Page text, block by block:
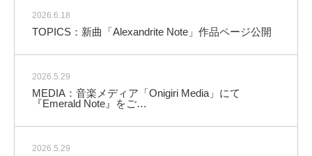
2026.6.18
TOPICS：新曲「Alexandrite Note」作品ページ公開
2026.5.29
MEDIA：音楽メディア「Onigiri Media」にて
『Emerald Note』をご…
2026.5.29